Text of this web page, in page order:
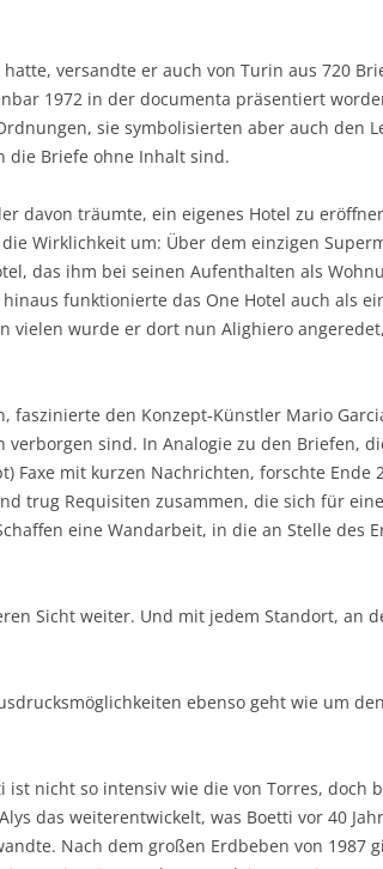
versandte er auch von Turin aus 720
1972 in der documenta präsentiert
sie symbolisierten aber auch den
die Briefe ohne Inhalt sind.
davon träumte, ein eigenes Hotel zu
Wirklichkeit um: Über dem einzigen
das ihm bei seinen Aufenthalten als
funktionierte das One Hotel auch als
vielen wurde er dort nun Alighiero
faszinierte den Konzept-Künstler Mario
sind. In Analogie zu den Briefen,
mit kurzen Nachrichten, forschte Ende
trug Requisiten zusammen, die sich für
eine Wandarbeit, in die an Stelle des
Sicht weiter. Und mit jedem Standort, an
ebenso geht wie um
ist nicht so intensiv wie die von Torres, doch
das weiterentwickelt, was Boetti vor 40
Nach dem großen Erdbeben von 1987